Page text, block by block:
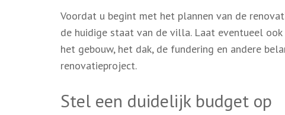
Voordat u begint met het plannen van de
de huidige staat van de villa. Laat eventueel
het gebouw, het dak, de fundering en andere
renovatieproject.
Stel een duidelijk budget op